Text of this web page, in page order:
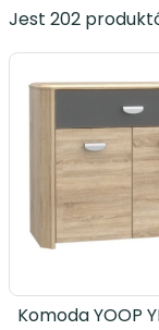
Jest 202
Komoda YOOP